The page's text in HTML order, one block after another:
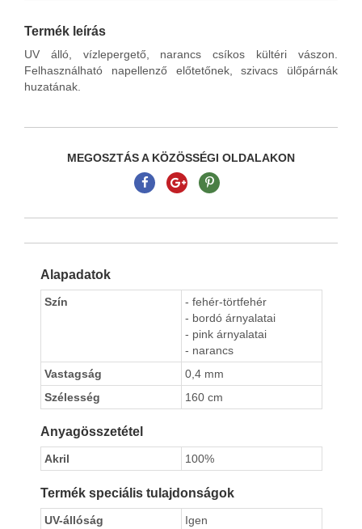
Termék leírás
UV álló, vízlepergető, narancs csíkos kültéri vászon.
Felhasználható napellenző előtetőnek, szivacs ülőpárnák
huzatának.
MEGOSZTÁS A KÖZÖSSÉGI OLDALAKON
Alapadatok
Szín
- fehér-törtfehér
- bordó árnyalatai
- pink árnyalatai
- narancs
Vastagság
0,4 mm
Szélesség
160 cm
Anyagösszetétel
Akril 100%
Termék speciális tulajdonságok
UV-állóság
Igen